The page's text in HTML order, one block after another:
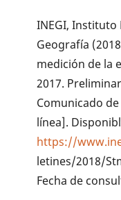
INEGI, Instituto
Geografía
medición de la
2017.
Comunicado
línea].
https://
letines/2018/
Fecha de